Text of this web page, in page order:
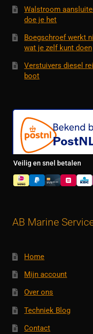
Walstroom
doe je het
Boegschroef werkt
wat je zelf kunt doen
Verstuivers diesel
boot
Veilig en snel betalen
AB Marine
Home
Mijn account
Over ons
Techniek Blog
Contact